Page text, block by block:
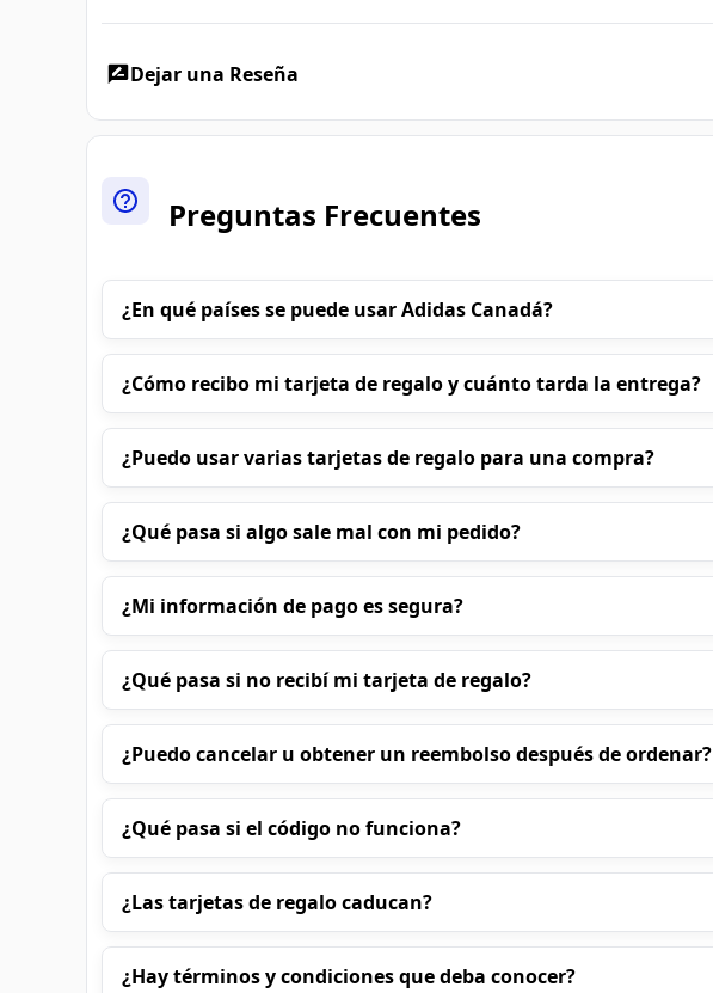
Dejar una Reseña
Preguntas Frecuentes
¿En qué países se puede usar Adidas Canadá?
¿Cómo recibo mi tarjeta de regalo y cuánto tarda la entrega?
¿Puedo usar varias tarjetas de regalo para una compra?
¿Qué pasa si algo sale mal con mi pedido?
¿Mi información de pago es segura?
¿Qué pasa si no recibí mi tarjeta de regalo?
¿Puedo cancelar u obtener un reembolso después de ordenar?
¿Qué pasa si el código no funciona?
¿Las tarjetas de regalo caducan?
¿Hay términos y condiciones que deba conocer?